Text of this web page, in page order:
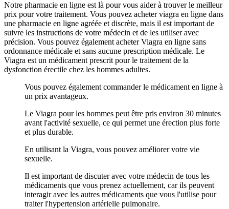
Notre pharmacie en ligne est là pour vous aider à trouver le meilleur
prix pour votre traitement. Vous pouvez acheter viagra en ligne dans
une pharmacie en ligne agréée et discrète, mais il est important de
suivre les instructions de votre médecin et de les utiliser avec
précision. Vous pouvez également acheter Viagra en ligne sans
ordonnance médicale et sans aucune prescription médicale. Le
Viagra est un médicament prescrit pour le traitement de la
dysfonction érectile chez les hommes adultes.
Vous pouvez également commander le médicament en ligne à
un prix avantageux.
Le Viagra pour les hommes peut être pris environ 30 minutes
avant l'activité sexuelle, ce qui permet une érection plus forte
et plus durable.
En utilisant la Viagra, vous pouvez améliorer votre vie
sexuelle.
Il est important de discuter avec votre médecin de tous les
médicaments que vous prenez actuellement, car ils peuvent
interagir avec les autres médicaments que vous l'utilise pour
traiter l'hypertension artérielle pulmonaire.